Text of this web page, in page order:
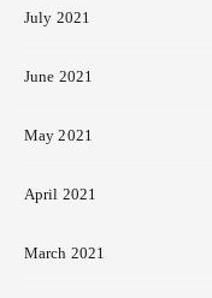
July 2021
June 2021
May 2021
April 2021
March 2021